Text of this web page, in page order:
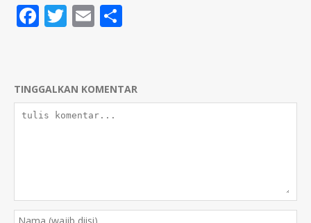
Facebook
Twitter
Email
TINGGALKAN KOMENTAR